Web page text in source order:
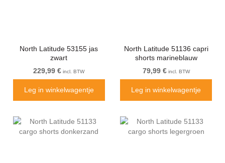
North Latitude 53155 jas
zwart
229,99 € incl. BTW
Leg in winkelwagentje
North Latitude 51136 capri
shorts marineblauw
79,99 €incl. BTW
Leg in winkelwagentje